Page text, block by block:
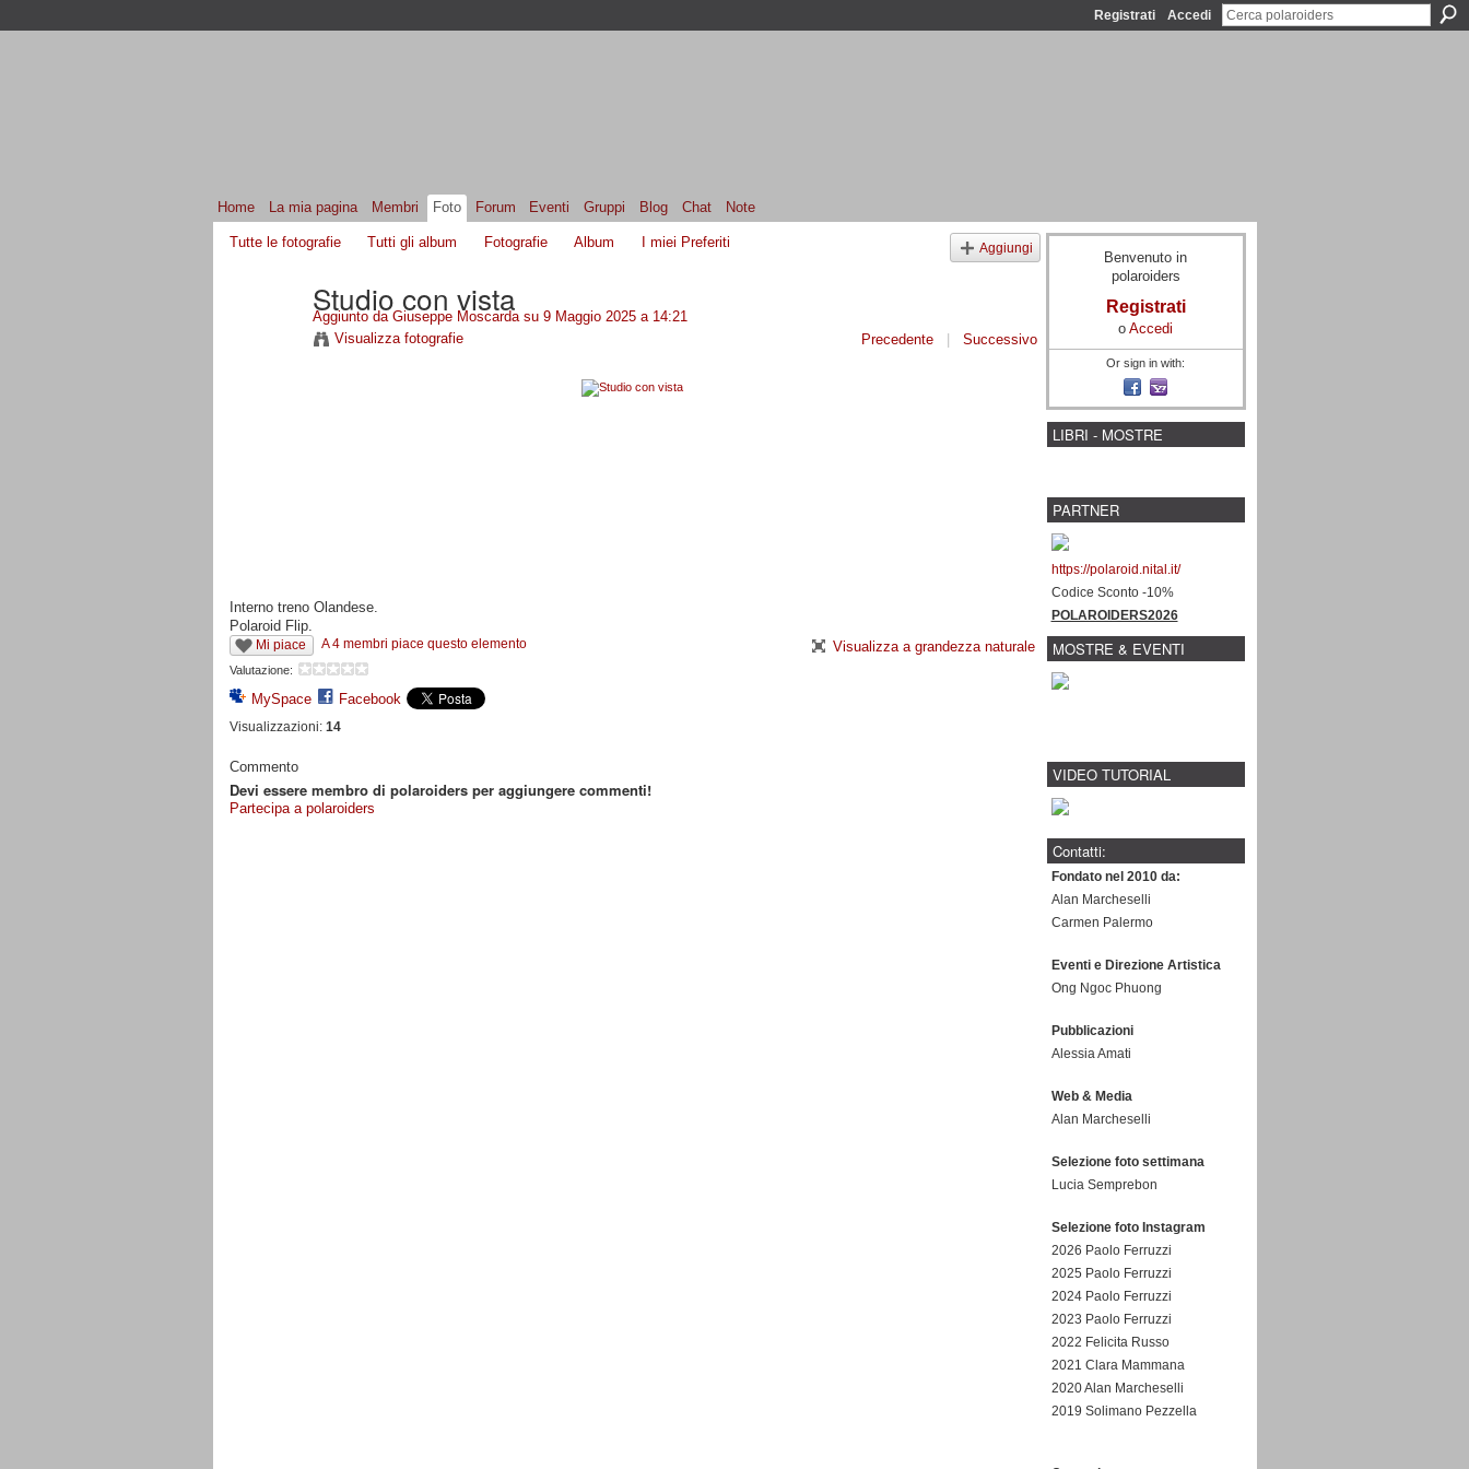
Registrati Accedi
Home La mia pagina Membri Foto Forum Eventi Gruppi Blog Chat Note
Tutte le fotografie Tutti gli album Fotografie Album I miei Preferiti Aggiungi
Studio con vista
Aggiunto da Giuseppe Moscardasu 9 Maggio 2025 a 14:21
Visualizza fotografie
Precedente | Successivo
Interno treno Olandese.
Polaroid Flip.
Mi piace A 4 membri piace questo elemento
Valutazione:
MySpace Facebook
Visualizzazioni: 14
Visualizza a grandezza naturale
Commento
Devi essere membro di polaroiders per aggiungere commenti!
Partecipa a polaroiders
Benvenuto in
polaroiders
Registrati
o Accedi
Or sign in with:
LIBRI - MOSTRE
PARTNER
https://polaroid.nital.it/
Codice Sconto -10%
POLAROIDERS2026
MOSTRE & EVENTI
VIDEO TUTORIAL
Contatti:
Fondato nel 2010 da:
Alan Marcheselli
Carmen Palermo
Eventi e Direzione Artistica
Ong Ngoc Phuong
Pubblicazioni
Alessia Amati
Web & Media
Alan Marcheselli
Selezione foto settimana
Lucia Semprebon
Selezione foto Instagram
2026 Paolo Ferruzzi
2025 Paolo Ferruzzi
2024 Paolo Ferruzzi
2023 Paolo Ferruzzi
2022 Felicita Russo
2021 Clara Mammana
2020 Alan Marcheselli
2019 Solimano Pezzella